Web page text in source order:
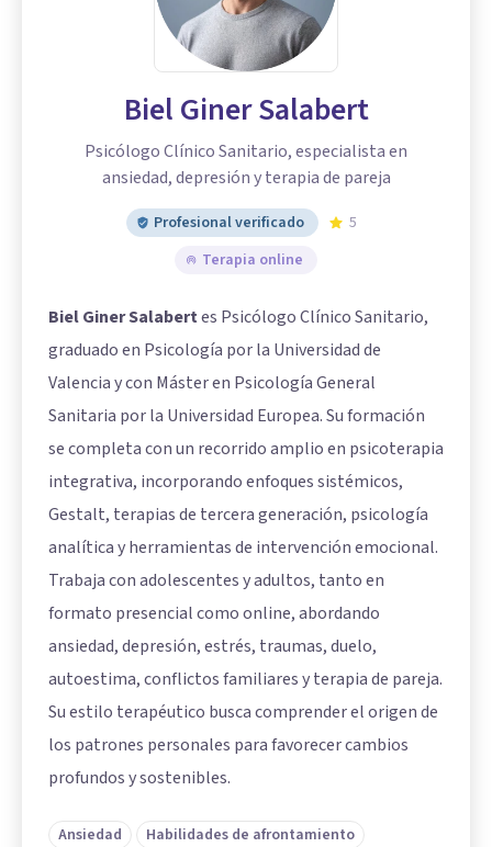
Biel Giner Salabert
Psicólogo Clínico Sanitario, especialista en
ansiedad, depresión y terapia de pareja
Profesional verificado
5
Terapia online
Biel Giner Salabertes Psicólogo Clínico Sanitario,
graduado en Psicología por la Universidad de
Valencia y con Máster en Psicología General
Sanitaria por la Universidad Europea. Su formación
se completa con un recorrido amplio en psicoterapia
integrativa, incorporando enfoques sistémicos,
Gestalt, terapias de tercera generación, psicología
analítica y herramientas de intervención emocional.
Trabaja con adolescentes y adultos, tanto en
formato presencial como online, abordando
ansiedad, depresión, estrés, traumas, duelo,
autoestima, conflictos familiares y terapia de pareja.
Su estilo terapéutico busca comprender el origen de
los patrones personales para favorecer cambios
profundos y sostenibles.
Ansiedad
Habilidades de afrontamiento